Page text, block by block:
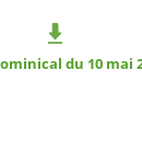
du 10 mai